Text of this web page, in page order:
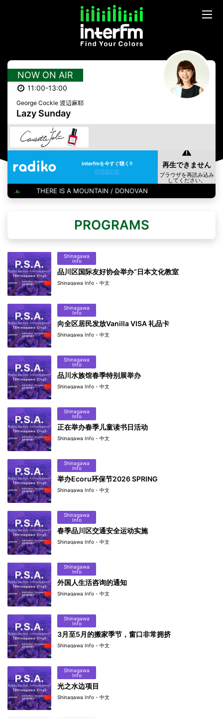
NOW ON AIR
11:00-13:00
George Cockle 渡辺麻耶
Lazy Sunday
interfmを今すぐ聴く!!
利用規約等
THERE IS A MOUNTAIN / DONOVAN
PROGRAMS
Shinagawa
Info
品川区国际友好协会举办“日本文化教室
Shinagawa Info - 中文
Shinagawa
Info
向全区居民发放Vanilla VISA 礼品卡
Shinagawa Info - 中文
Shinagawa
Info
品川水族馆春季特别展举办
Shinagawa Info - 中文
Shinagawa
Info
正在举办春季儿童读书日活动
Shinagawa Info - 中文
Shinagawa
Info
举办Ecoru环保节2026 SPRING
Shinagawa Info - 中文
Shinagawa
Info
春季品川区交通安全运动实施
Shinagawa Info - 中文
Shinagawa
Info
外国人生活咨询的通知
Shinagawa Info - 中文
Shinagawa
Info
3月至5月的搬家季节，窗口非常拥挤
Shinagawa Info - 中文
Shinagawa
Info
光之水边项目
Shinagawa Info - 中文